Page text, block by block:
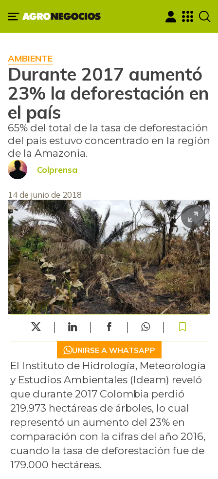
AMBIENTE
Durante 2017 aumentó
23% la deforestación en
el país
65% del total de la tasa de deforestación
del país estuvo concentrado en la región
de la Amazonia.
Colprensa
14 de junio de 2018
UNIRSE A WHATSAPP
El Instituto de Hidrología, Meteorología
y Estudios Ambientales (Ideam) reveló
que durante 2017 Colombia perdió
219.973 hectáreas de árboles, lo cual
representó un aumento del 23% en
comparación con la cifras del año 2016,
cuando la tasa de deforestación fue de
179.000 hectáreas.